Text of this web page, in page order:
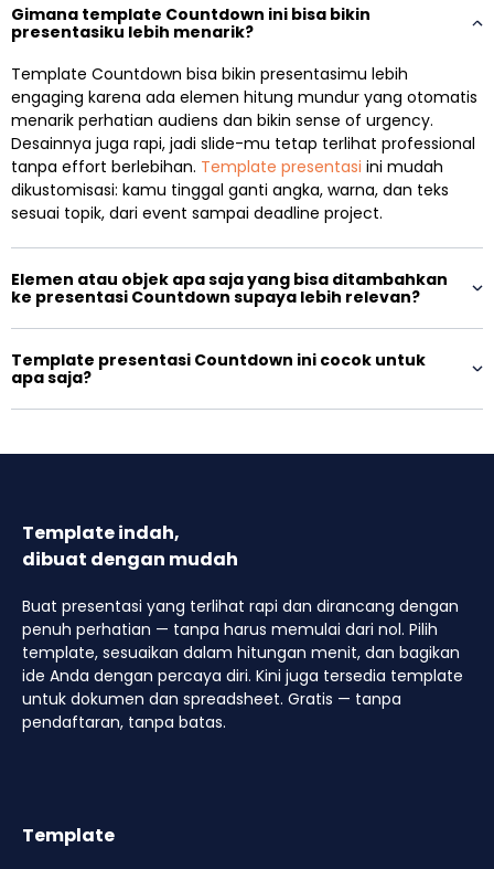
Gimana template Countdown ini bisa bikin
presentasiku lebih menarik?
Template Countdown bisa bikin presentasimu lebih
engaging karena ada elemen hitung mundur yang otomatis
menarik perhatian audiens dan bikin sense of urgency.
Desainnya juga rapi, jadi slide-mu tetap terlihat professional
tanpa effort berlebihan. Template presentasi ini mudah
dikustomisasi: kamu tinggal ganti angka, warna, dan teks
sesuai topik, dari event sampai deadline project.
Elemen atau objek apa saja yang bisa ditambahkan
ke presentasi Countdown supaya lebih relevan?
Template presentasi Countdown ini cocok untuk
apa saja?
Template indah,
dibuat dengan mudah
Buat presentasi yang terlihat rapi dan dirancang dengan
penuh perhatian — tanpa harus memulai dari nol. Pilih
template, sesuaikan dalam hitungan menit, dan bagikan
ide Anda dengan percaya diri. Kini juga tersedia template
untuk dokumen dan spreadsheet. Gratis — tanpa
pendaftaran, tanpa batas.
Template